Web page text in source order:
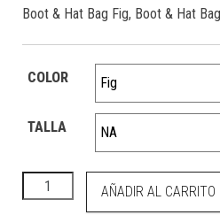
Boot & Hat Bag Fig, Boot & Hat
COLOR
TALLA
Boot & Hat Bag Fig cantidad
AÑADIR AL CARRITO